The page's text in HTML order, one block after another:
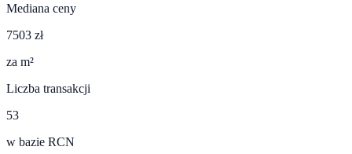
Mediana ceny
7503 zł
za m²
Liczba transakcji
53
w bazie RCN